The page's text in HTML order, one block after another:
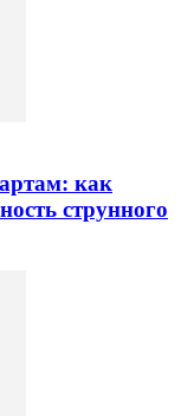
как
струнного